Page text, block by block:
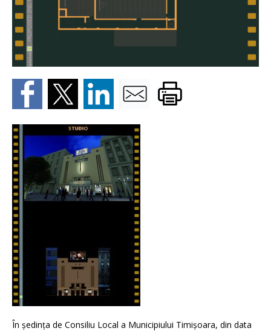
În ședința de Consiliu Local a Municipiului Timișoara, din data